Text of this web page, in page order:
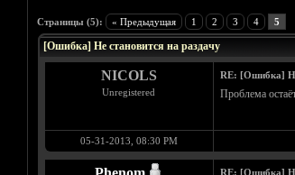
Страницы (5): « Предыдущая 1 2 3 4 5
Голосов: 1 - Средняя оценка: 1
1
2
3
4
5
[Ошибка] Не становится на раздачу
NICOLS
Unregistered
RE: [Ошибка]
Проблема
05-31-2013, 08:30 PM
RE: [Ошибка]